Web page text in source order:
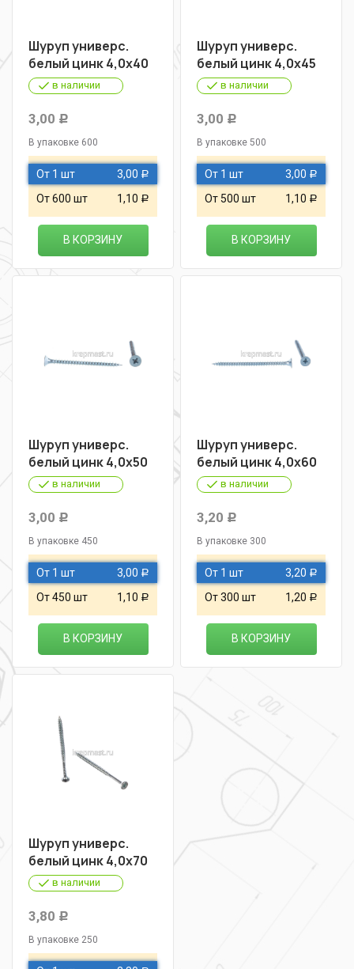
Шуруп универс.
белый цинк 4,0х40
в наличии
3,00 Р
В упаковке 600
От 1 шт 3,00 Р
От 600 шт 1,10 Р
В КОРЗИНУ
Шуруп универс.
белый цинк 4,0х45
в наличии
3,00 Р
В упаковке 500
От 1 шт 3,00 Р
От 500 шт 1,10 Р
В КОРЗИНУ
Шуруп универс.
белый цинк 4,0х50
в наличии
3,00 Р
В упаковке 450
От 1 шт 3,00 Р
От 450 шт 1,10 Р
В КОРЗИНУ
Шуруп универс.
белый цинк 4,0х60
в наличии
3,20 Р
В упаковке 300
От 1 шт 3,20 Р
От 300 шт 1,20 Р
В КОРЗИНУ
Шуруп универс.
белый цинк 4,0х70
в наличии
3,80 Р
В упаковке 250